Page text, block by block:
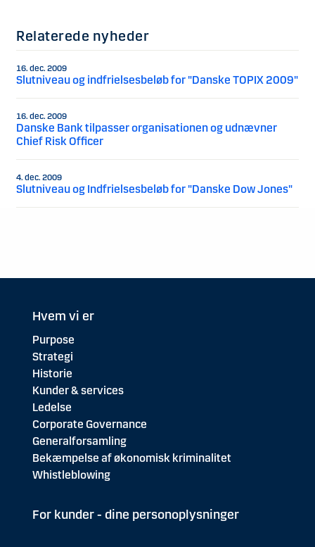
Relaterede nyheder
16. dec. 2009
Slutniveau og indfrielsesbeløb for "Danske TOPIX 2009"
16. dec. 2009
Danske Bank tilpasser organisationen og udnævner
Chief Risk Officer
4. dec. 2009
Slutniveau og Indfrielsesbeløb for "Danske Dow Jones"
Hvem vi er
Purpose
Strategi
Historie
Kunder & services
Ledelse
Corporate Governance
Generalforsamling
Bekæmpelse af økonomisk kriminalitet
Whistleblowing
For kunder - dine personoplysninger